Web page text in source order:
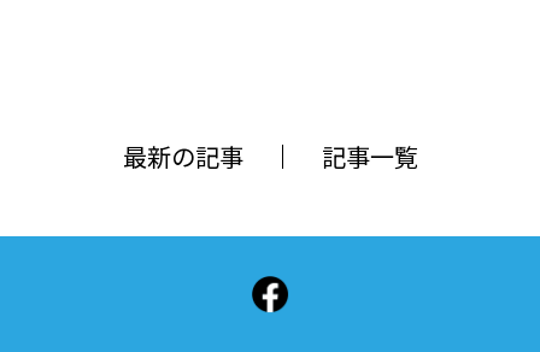
最新の記事 記事一覧